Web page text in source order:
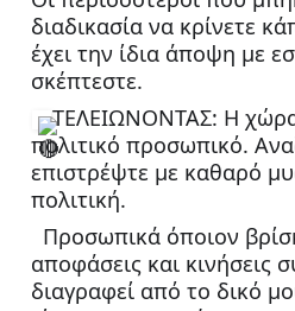
διαδικασία να κρίνετε
έχει την ίδια άποψη με
σκέπτεστε.
ΤΕΛΕΙΩΝΟΝΤΑΣ: Η χώρα
πολιτικό προσωπικό.
επιστρέψτε με καθαρό
πολιτική.
αποφάσεις και κινήσεις
διαγραφεί από το δικό